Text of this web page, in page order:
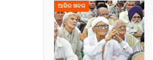
ଆଜିର ଖବର